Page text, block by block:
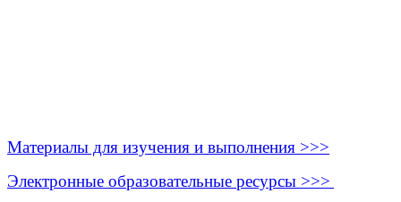
Материалы для изучения и выполнения >>>
Электронные образовательные ресурсы >>>